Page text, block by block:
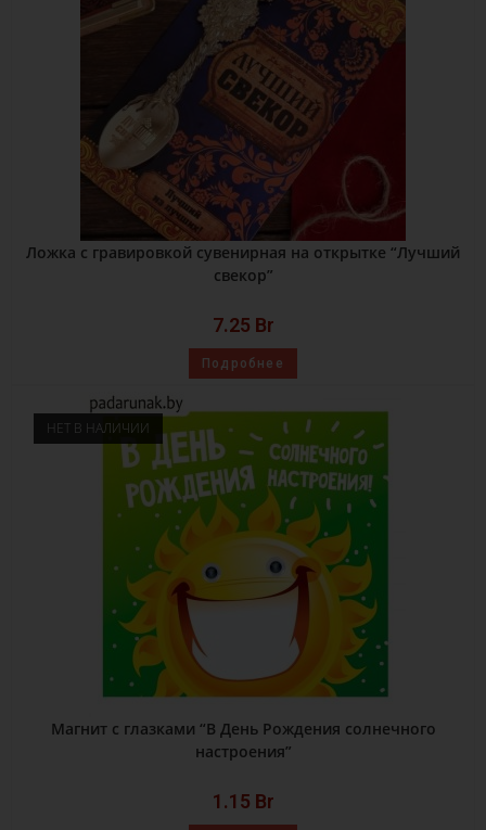
Ложка с гравировкой сувенирная на открытке “Лучший
свекор”
7.25 Br
Подробнее
НЕТ В НАЛИЧИИ
Магнит с глазками “В День Рождения солнечного
настроения”
1.15 Br